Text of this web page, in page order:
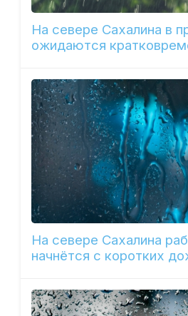
На севере Сахалина в
ожидаются
На севере Сахалина
начнётся с коротких